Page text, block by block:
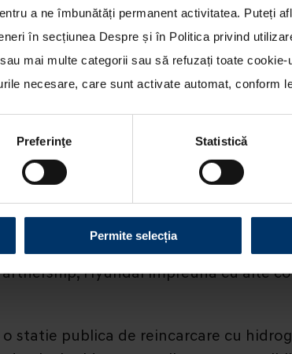
a ne îmbunătăți permanent activitatea. Puteți
în secțiunea Despre și în Politica privind
mai multe categorii sau să refuzați toate cookie-
necesare, care sunt activate automat, conform
Preferinţe Statistică
Permite selecția
de Air Liquide
Hyundai impreuna cu alte
statie publica de reincarcare cu